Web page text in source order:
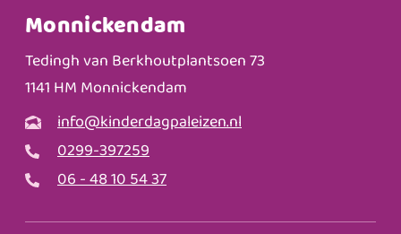
Monnickendam
Tedingh van Berkhoutplantsoen 73
1141 HM Monnickendam
info@kinderdagpaleizen.nl
0299-397259
06 - 48 10 54 37